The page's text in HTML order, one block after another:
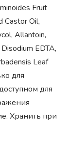
Fruit
Castor Oil,
Allantoin,
EDTA,
Leaf
для
для
Хранить при